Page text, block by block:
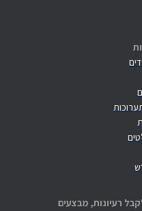
רעיונות, מבצעים